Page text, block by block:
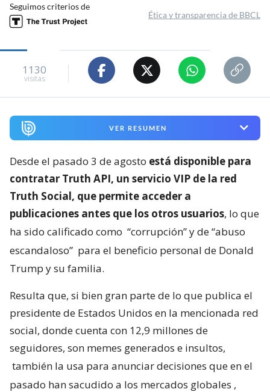
Seguimos criterios de
Ética y transparencia de BBCL
1130
visitas
VER RESUMEN
Desde el pasado 3 de agosto está disponible para
contratar Truth API, un servicio VIP de la red
Truth Social, que permite acceder a
publicaciones antes que los otros usuarios, lo que
ha sido calificado como “corrupción” y de “abuso
escandaloso” para el beneficio personal de Donald
Trump y su familia.
Resulta que, si bien gran parte de lo que publica el
presidente de Estados Unidos en la mencionada red
social, donde cuenta con 12,9 millones de
seguidores, son memes generados e insultos,
también la usa para anunciar decisiones que en el
pasado han sacudido a los mercados globales ,